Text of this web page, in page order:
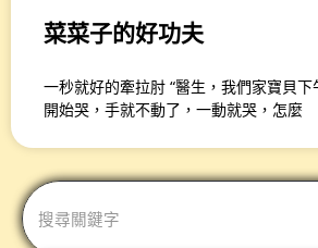
菜菜子的好功夫
一秒就好的牽拉肘 “醫生，我們家寶貝
開始哭，手就不動了，一動就哭，怎麼